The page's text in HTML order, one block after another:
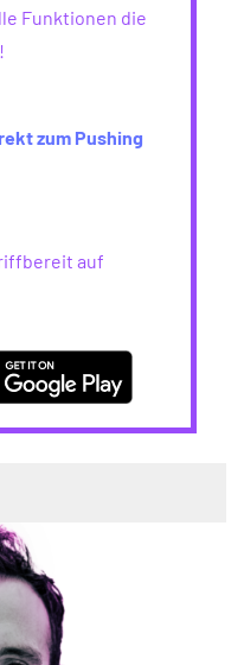
Funktionen die
zum Pushing
auf